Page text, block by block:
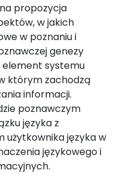
propozycja
w jakich
w poznaniu i
genezy
element systemu
którym zachodzą
informacji.
poznawczym
języka z
użytkownika języka w
językowego i